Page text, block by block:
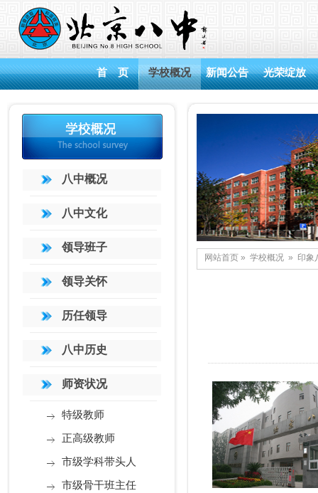
首 页 学校概况 新闻公告 光荣绽放
八中概况
八中文化
领导班子
领导关怀
历任领导
八中历史
师资状况
特级教师
正高级教师
市级学科带头人
市级骨干班主任
网站首页 » 学校概况 » 印象